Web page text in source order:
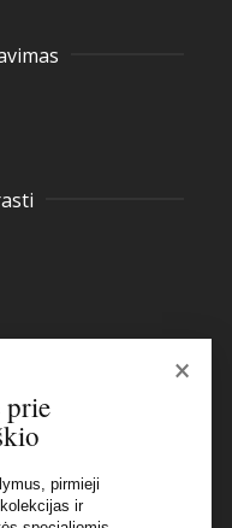
×
pirmieji
ir